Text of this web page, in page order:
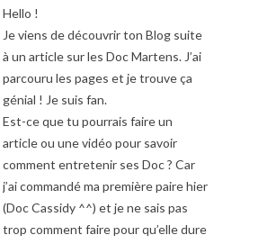
Hello !
Je viens de découvrir ton Blog suite
à un article sur les Doc Martens. J’ai
parcouru les pages et je trouve ça
génial ! Je suis fan.
Est-ce que tu pourrais faire un
article ou une vidéo pour savoir
comment entretenir ses Doc ? Car
j’ai commandé ma première paire hier
(Doc Cassidy ^^) et je ne sais pas
trop comment faire pour qu’elle dure